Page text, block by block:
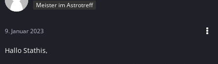
Meister im Astrotreff
9. Januar 2023
Hallo Stathis,